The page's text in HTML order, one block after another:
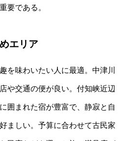
要である。
エリア
を味わいたい人に最適。中津川
や交通の便が良い。付知峡近辺
囲まれた宿が豊富で、静寂と自
ましい。予算に合わせて古民家